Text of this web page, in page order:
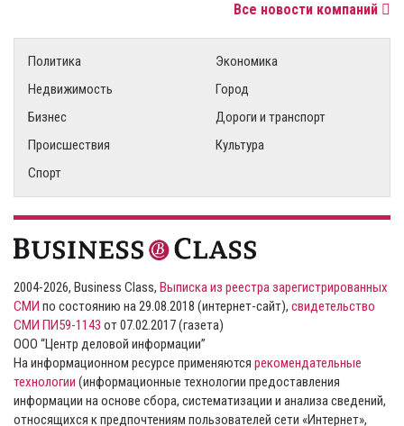
Все новости компаний
Политика
Экономика
Недвижимость
Город
Бизнес
Дороги и транспорт
Происшествия
Культура
Спорт
2004-2026, Business Class, Выписка из реестра зарегистрированных
СМИ по состоянию на 29.08.2018 (интернет-сайт), свидетельство
СМИ ПИ59-1143 от 07.02.2017 (газета)
ООО “Центр деловой информации”
На информационном ресурсе применяются рекомендательные
технологии (информационные технологии предоставления
информации на основе сбора, систематизации и анализа сведений,
относящихся к предпочтениям пользователей сети «Интернет»,